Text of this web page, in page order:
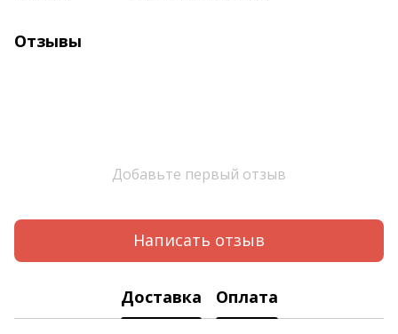
Отзывы
Добавьте первый отзыв
Написать отзыв
Доставка Оплата